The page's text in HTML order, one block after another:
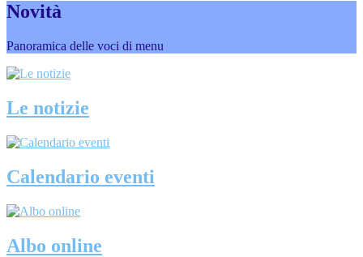
Novità
Panoramica delle voci di menu
Le notizie
Calendario eventi
Albo online